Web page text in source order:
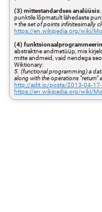
(3) mittestandardses analüüsis:
punktile lõpmatult lähedaste
=the set of points infinitesimally
https://en.wikipedia.org/wiki/
(4)
abstraktne andmetüüp, mis
mitte andmeid, vaid nendega
Wiktionary:
5. (functional programming) a
along with the operations "return"
http://adit.io/posts/2013-04-17-
https://en.wikipedia.org/wiki/